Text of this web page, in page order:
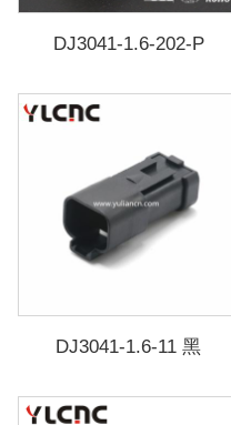
DJ3041-1.6-202-P
DJ3041-1.6-11 黑